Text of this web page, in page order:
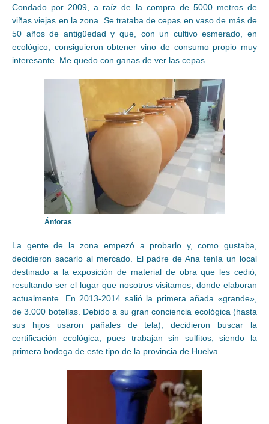
Condado por 2009, a raíz de la compra de 5000 metros de
viñas viejas en la zona. Se trataba de cepas en vaso de más de
50 años de antigüedad y que, con un cultivo esmerado, en
ecológico, consiguieron obtener vino de consumo propio muy
interesante. Me quedo con ganas de ver las cepas…
Ánforas
La gente de la zona empezó a probarlo y, como gustaba,
decidieron sacarlo al mercado. El padre de Ana tenía un local
destinado a la exposición de material de obra que les cedió,
resultando ser el lugar que nosotros visitamos, donde elaboran
actualmente. En 2013-2014 salió la primera añada «grande»,
de 3.000 botellas. Debido a su gran conciencia ecológica (hasta
sus hijos usaron pañales de tela), decidieron buscar la
certificación ecológica, pues trabajan sin sulfitos, siendo la
primera bodega de este tipo de la provincia de Huelva.